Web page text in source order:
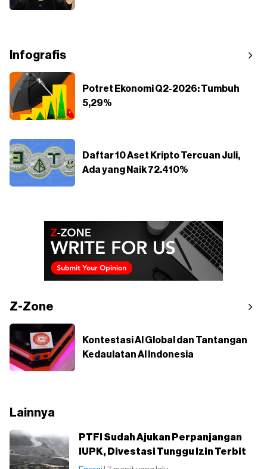
Infografis
Potret Ekonomi Q2-2026: Tumbuh
5,29%
Daftar 10 Aset Kripto Tercuan Juli,
Ada yang Naik 72.410%
Z-Zone
Kontestasi AI Global dan Tantangan
Kedaulatan AI Indonesia
Lainnya
PTFI Sudah Ajukan Perpanjangan
IUPK, Divestasi Tunggu Izin Terbit